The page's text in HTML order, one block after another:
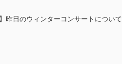
】昨日のウィンターコンサートについて